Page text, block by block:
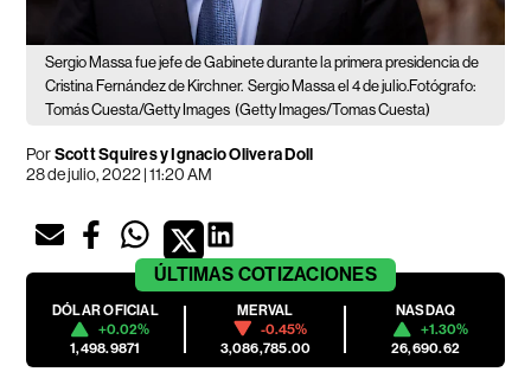
Sergio Massa fue jefe de Gabinete durante la primera presidencia de
Cristina Fernández de Kirchner. Sergio Massa el 4 de julio.Fotógrafo:
Tomás Cuesta/Getty Images (Getty Images/Tomas Cuesta)
PorScott Squires y Ignacio Olivera Doll
28 de julio, 2022 | 11:20 AM
ÚLTIMAS COTIZACIONES
DÓLAR OFICIAL
+0.02%
1,498.9871
MERVAL
-0.45%
3,086,785.00
NASDAQ
+1.30%
26,690.62